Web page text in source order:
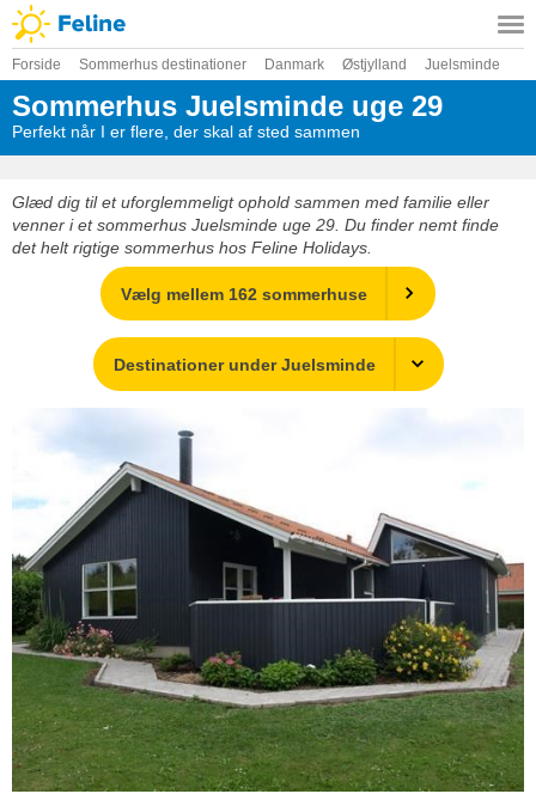
Forside Sommerhus destinationer Danmark Østjylland Juelsminde
Sommerhus Juelsminde uge 29
Perfekt når I er flere, der skal af sted sammen
Glæd dig til et uforglemmeligt ophold sammen med familie eller
venner i et sommerhus Juelsminde uge 29. Du finder nemt finde
det helt rigtige sommerhus hos Feline Holidays.
Vælg mellem 162 sommerhuse
Destinationer under Juelsminde